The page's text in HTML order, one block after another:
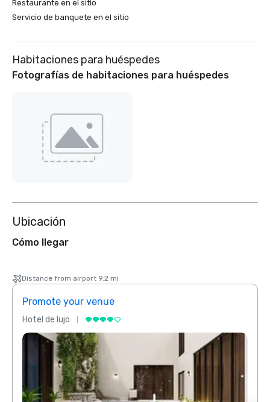
Restaurante en el sitio
Servicio de banquete en el sitio
Habitaciones para huéspedes
Fotografías de habitaciones para huéspedes
Ubicación
Cómo llegar
Distance from airport 9.2 mi
Promote your venue
Hotel de lujo